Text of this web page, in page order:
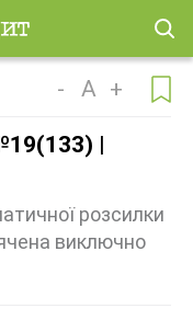
- A +
|
розсилки
виключно